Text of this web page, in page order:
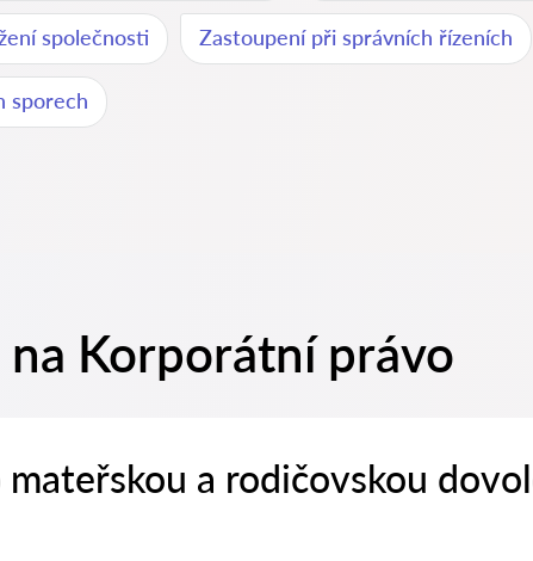
společnosti Zastoupení při správních řízeních
sporech
Korporátní právo
mateřskou a rodičovskou